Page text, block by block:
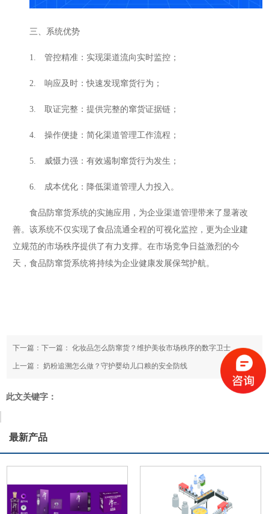
三、系统优势
1. 管控精准：实现渠道流向实时监控；
2. 响应及时：快速发现窜货行为；
3. 取证完整：提供完整的窜货证据链；
4. 操作便捷：简化渠道管理工作流程；
5. 威慑力强：有效遏制窜货行为发生；
6. 成本优化：降低渠道管理人力投入。
食品防窜货系统的实施应用，为企业渠道管理带来了显著改
善。该系统不仅实现了食品流通全程的可视化监控，更为企业建
立规范的市场秩序提供了有力支撑。在市场竞争日益激烈的今
天，食品防窜货系统将持续为企业健康发展保驾护航。
下一篇：下一篇：化妆品怎么防窜货？维护美妆市场秩序的数字卫士
上一篇：奶粉追溯怎么做？守护婴幼儿口粮的安全防线
此文关键字：
最新产品